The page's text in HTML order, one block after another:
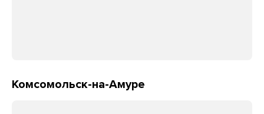
Комсомольск-на-Амуре